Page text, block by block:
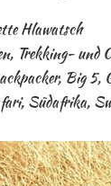
Hlawatsch
, Trekking- und
, Big 5,
, Südafrika,